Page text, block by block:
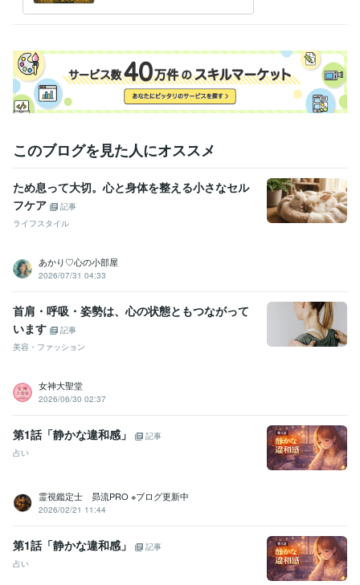
このブログを見た人にオススメ
ため息って大切。心と身体を整える小さなセル
フケア
記事
ライフスタイル
あかり♡心の小部屋
2026/07/31 04:33
首肩・呼吸・姿勢は、心の状態ともつながって
います
記事
美容・ファッション
女神大聖堂
2026/06/30 02:37
第1話「静かな違和感」
記事
占い
霊視鑑定士 昴流PRO ※ブログ更新中
2026/02/21 11:44
第1話「静かな違和感」
記事
占い